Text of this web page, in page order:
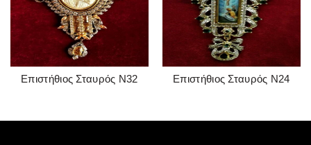
READ MORE
Επιστήθιος Σταυρός Ν32 READ MORE
Επιστήθιος Σταυρός Ν24